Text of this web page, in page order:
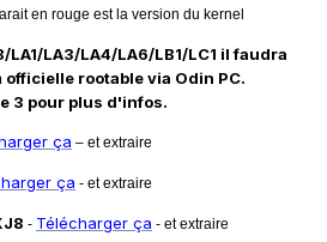
en rouge est la version du kernel
LA3/LA4/LA6/LB1/LC1 il faudra
rootable via Odin PC.
3 pour plus d'infos.
ça – et extraire
ça - et extraire
- Télécharger ça - et extraire